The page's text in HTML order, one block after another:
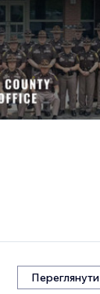
Переглянути